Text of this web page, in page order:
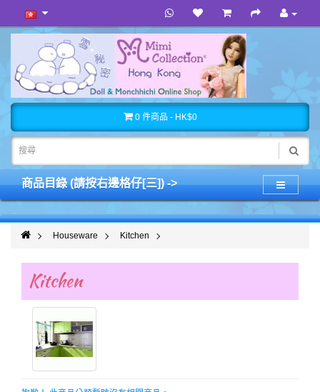
0 件商品 - HK$0
商品目錄 (請按右邊格仔[三]) ->
Houseware Kitchen
Kitchen